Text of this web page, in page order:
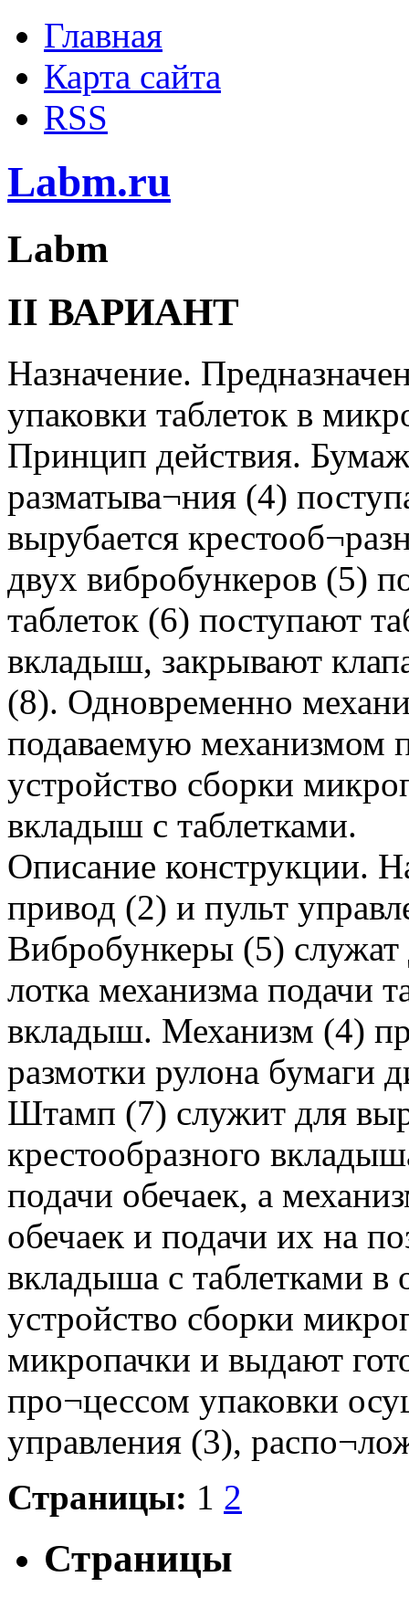
Главная
Карта сайта
RSS
Labm.ru
Labm
II ВАРИАНТ
Назначение.
упаковки таблеток в
Принцип действия.
разматыва¬ния (4)
вырубается
двух вибробункеров (5)
таблеток (6) поступают
вкладыш, закрывают
(8). Одновременно
подаваемую механизмом
устройство сборки
вкладыш с таблетками.
Описание конструкции.
привод (2) и пульт
Вибробункеры (5) служат
лотка механизма подачи
вкладыш. Механизм (4)
размотки рулона бумаги
Штамп (7) служит для
крестообразного
подачи обечаек, а
обечаек и подачи их на
вкладыша с таблетками в
устройство сборки
микропачки и выдают
про¬цессом упаковки
управления (3),
Страницы: 1 2
Страницы